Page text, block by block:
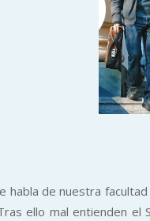
habla de nuestra
ello mal entienden